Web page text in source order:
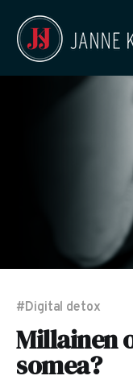
#Digital detox
Millainen
somea?